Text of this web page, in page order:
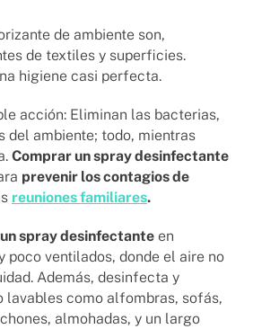
de ambiente son,
de textiles y superficies.
higiene casi perfecta.
acción: Eliminan las bacterias,
del ambiente; todo, mientras
Comprar un spray desinfectante
prevenir los contagios de
reuniones familiares.
spray desinfectante en
poco ventilados, donde el aire no
Además, desinfecta y
lavables como alfombras, sofás,
almohadas, y un largo